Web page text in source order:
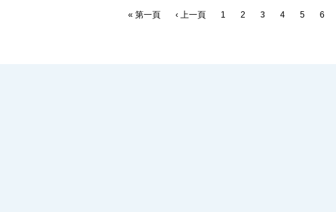
« 第一頁 ‹ 上一頁 1 2 3 4 5 6